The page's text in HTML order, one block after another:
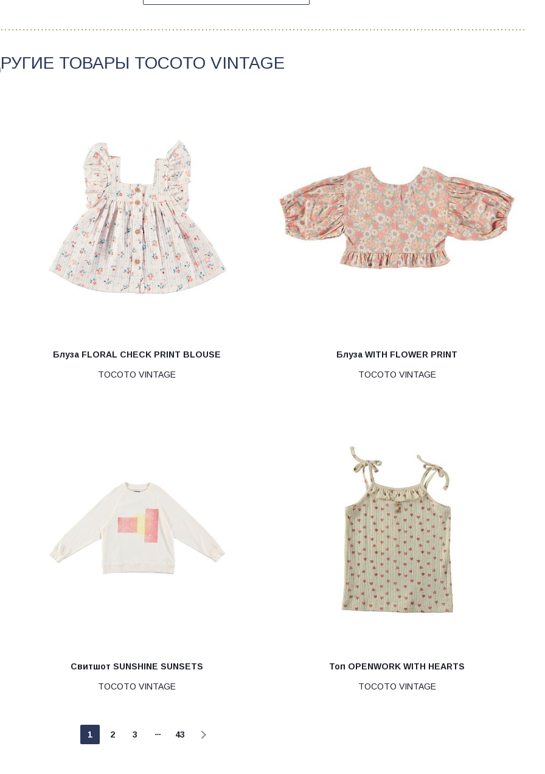
ТОВАРЫ TOCOTO VINTAGE
Блуза FLORAL CHECK PRINT BLOUSE
TOCOTO VINTAGE
Блуза WITH FLOWER PRINT
TOCOTO VINTAGE
Свитшот SUNSHINE SUNSETS
TOCOTO VINTAGE
Топ OPENWORK WITH HEARTS
TOCOTO VINTAGE
1 2 3 43